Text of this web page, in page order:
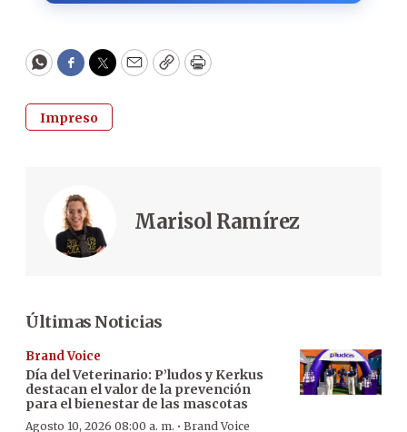
WhatsApp
Facebook
Twitter
EmailCopyPrint
Impreso
Marisol Ramírez
Últimas Noticias
Brand Voice
Día del Veterinario: P’ludos y Kerkus
destacan el valor de la prevención
para el bienestar de las mascotas
Agosto 10, 2026 08:00 a. m. · Brand Voice